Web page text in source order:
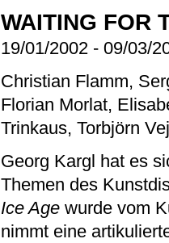
WAITING FOR
19/01/2002 - 09/03/
Christian Flamm,
Florian Morlat,
Trinkaus, Torbjörn
Georg Kargl hat es
Themen des
Ice Age wurde vom
nimmt eine